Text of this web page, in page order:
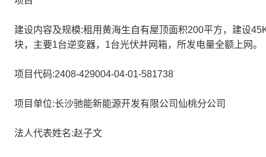
建设内容及规模:租用黄海生自有屋顶面积200平方，建设
块，主要1台逆变器，1台光伏并网箱，所发电量全额上网。
项目代码:2408-429004-04-01-581738
项目单位:长沙驰能新能源开发有限公司仙桃分公司
法人代表姓名:赵子文